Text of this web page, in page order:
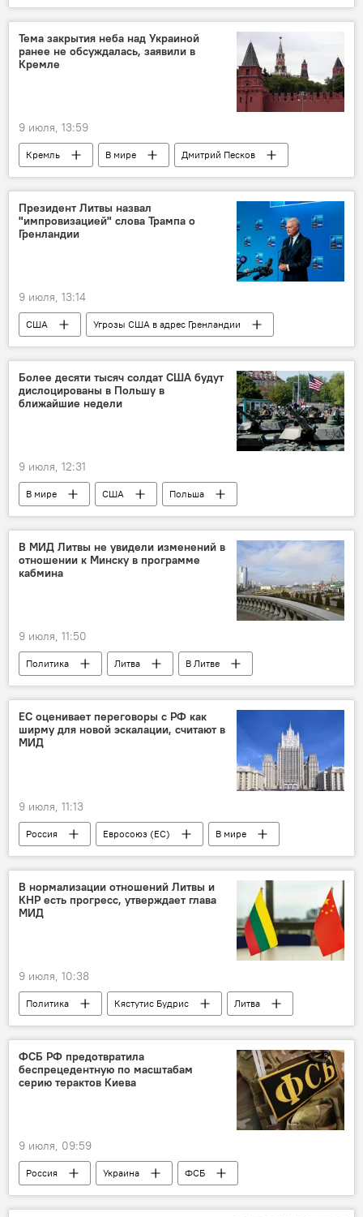
Политика военные Польша
Тема закрытия неба над Украиной
ранее не обсуждалась, заявили в
Кремле
9 июля, 13:59
Кремль В мире
Дмитрий Песков
Россия
Украина
США
Владимир Зеленский
Владимир Путин
Президент Литвы назвал
"импровизацией" слова Трампа о
Гренландии
9 июля, 13:14
США
Угрозы США в адрес Гренландии
Гренландия
Дональд Трамп
Гитанас Науседа
НАТО
саммит
Литва
Политика
Более десяти тысяч солдат США будут
дислоцированы в Польшу в
ближайшие недели
9 июля, 12:31
В мире США
Польша
военные
В МИД Литвы не увидели изменений в
отношении к Минску в программе
кабмина
9 июля, 11:50
Политика Литва
В Литве
МИД Литвы
Кястутис Будрис
Минск
ЕС оценивает переговоры с РФ как
ширму для новой эскалации, считают в
МИД
9 июля, 11:13
Россия Евросоюз (ЕС) В мире
В нормализации отношений Литвы и
КНР есть прогресс, утверждает глава
МИД
9 июля, 10:38
Политика Кястутис Будрис
Литва
В Литве
КНР Китай
ФСБ РФ предотвратила
беспрецедентную по масштабам
серию терактов Киева
9 июля, 09:59
Россия Украина
ФСБ
ФСБ России
Минобороны РФ